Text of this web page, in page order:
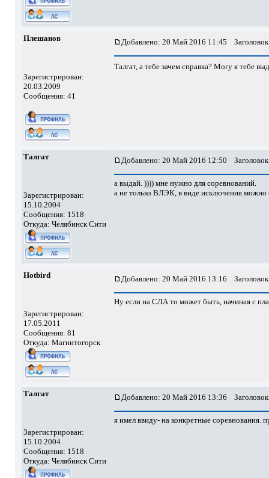
Плешанов
Зарегистрирован:
20.03.2009
Сообщения: 41
Добавлено: 20 Май 2016 11:45
Талгат, а тебе зачем справка? Могу я тебе
Талгат
Зарегистрирован:
15.10.2004
Сообщения: 1518
Откуда: Челябинск Сити
Добавлено: 20 Май 2016 12:50
а выдай. )))) мне нужно для соревнований.
а не только ВЛЭК, в виде исключения можно
Hotbird
Зарегистрирован:
17.05.2011
Сообщения: 81
Откуда: Магнитогорск
Добавлено: 20 Май 2016 13:16
Ну если на СЛА то может быть, начиная с
Талгат
Зарегистрирован:
15.10.2004
Сообщения: 1518
Откуда: Челябинск Сити
Добавлено: 20 Май 2016 13:36
я имел ввиду- на конкретные соревнования.